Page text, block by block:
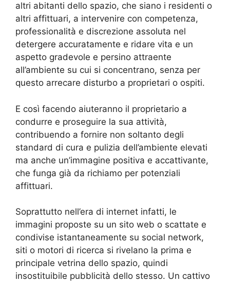
altri abitanti dello spazio, che siano i residenti o
altri affittuari, a intervenire con competenza,
professionalità e discrezione assoluta nel
detergere accuratamente e ridare vita e un
aspetto gradevole e persino attraente
all’ambiente su cui si concentrano, senza per
questo arrecare disturbo a proprietari o ospiti.
E così facendo aiuteranno il proprietario a
condurre e proseguire la sua attività,
contribuendo a fornire non soltanto degli
standard di cura e pulizia dell’ambiente elevati
ma anche un’immagine positiva e accattivante,
che funga già da richiamo per potenziali
affittuari.
Soprattutto nell’era di internet infatti, le
immagini proposte su un sito web o scattate e
condivise istantaneamente su social network,
siti o motori di ricerca si rivelano la prima e
principale vetrina dello spazio, quindi
insostituibile pubblicità dello stesso. Un cattivo